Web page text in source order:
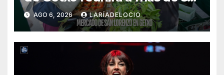
productores del País Vasco
AGO 6, 2026 LARÍADELOCIO